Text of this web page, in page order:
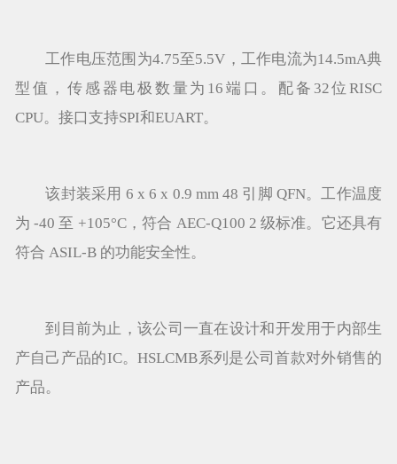
工作电压范围为4.75至5.5V，工作电流为14.5mA典
型值，传感器电极数量为16端口。配备32位RISC
CPU。接口支持SPI和EUART。
该封装采用 6 x 6 x 0.9 mm 48 引脚 QFN。工作温度
为 -40 至 +105°C，符合 AEC-Q100 2 级标准。它还具有
符合 ASIL-B 的功能安全性。
到目前为止，该公司一直在设计和开发用于内部生
产自己产品的IC。HSLCMB系列是公司首款对外销售的
产品。